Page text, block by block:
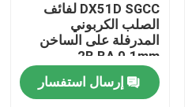
DX51D SGCC لفائف
الصلب الكربوني
المدرفلة على الساخن
2B BA 0.1mm
إرسال استفسار